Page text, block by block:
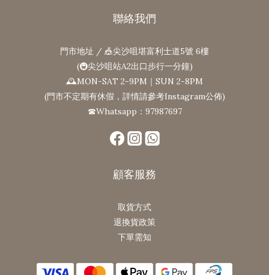
聯絡我們
門市地址 / 🎪尖沙咀堪富利士道5號 6樓
(🚇尖沙咀站A2出口步行一分鐘)
🕰MON-SAT 2-9PM｜SUN 2-8PM
(門市不定期有休假，詳情請參考Instagram公佈)
☎Whatsapp：97987697
顧客服務
取貨方式
退換貨政策
下單需知